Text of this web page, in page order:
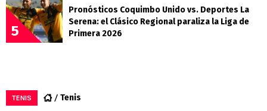
5
Pronósticos Coquimbo Unido vs. Deportes La
Serena: el Clásico Regional paraliza la Liga de
Primera 2026
TENIS Tenis